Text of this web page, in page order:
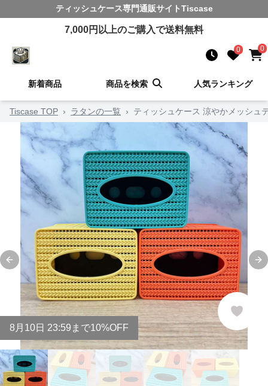
ティッシュケース専門通販サイトTiscase
7,000円以上のご購入で送料無料
0 0
新着商品 商品を検索 人気ランキング
Tiscase TOP › ラタンの一覧 › ティッシュケース 涼やかメッシュ
Previous slide
8 月 10日 23:59まで10%OFF